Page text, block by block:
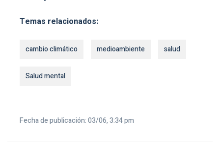
Temas relacionados:
cambio climático medioambiente salud
Salud mental
Fecha de publicación: 03/06, 3:34 pm